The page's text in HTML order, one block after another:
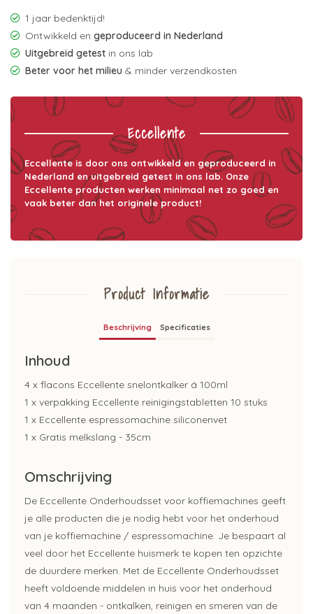
1 jaar bedenktijd!
Ontwikkeld en geproduceerd in Nederland
Uitgebreid getest in ons lab
Beter voor het milieu & minder verzendkosten
Eccellente
Eccellente is door ons ontwikkeld en geproduceerd in
Nederland en uitgebreid getest in ons lab. Onze
Eccellente producten werken minimaal net zo goed en
vaak beter dan het originele product!
Product Informatie
Beschrijving Specificaties
Inhoud
4 x flacons Eccellente snelontkalker á 100ml
1 x verpakking Eccellente reinigingstabletten 10 stuks
1 x Eccellente espressomachine siliconenvet
1 x Gratis melkslang - 35cm
Omschrijving
De Eccellente Onderhoudsset voor koffiemachines geeft
je alle producten die je nodig hebt voor het onderhoud
van je koffiemachine / espressomachine. Je bespaart al
veel door het Eccellente huismerk te kopen ten opzichte
de duurdere merken. Met de Eccellente Onderhoudsset
heeft voldoende middelen in huis voor het onderhoud
van 4 maanden - ontkalken, reinigen en smeren van de